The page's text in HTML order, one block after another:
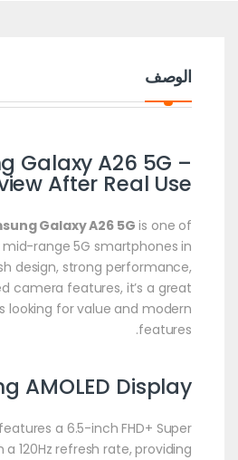
الوصف
Galaxy A26 5G –
After Real Use
Galaxy A26 5Gis one of
mid-range 5G smartphones in
design, strong performance,
camera features, it’s a great
looking for value and modern
features.
AMOLED Display
a 6.5-inch FHD+ Super
a 120Hz refresh rate, providing